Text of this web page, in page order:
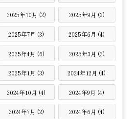
2025年10月 (2) 2025年9月 (3)
2025年7月 (3) 2025年6月 (4)
2025年4月 (6) 2025年3月 (2)
2025年1月 (3) 2024年12月 (4)
2024年10月 (4) 2024年9月 (4)
2024年7月 (2) 2024年6月 (4)